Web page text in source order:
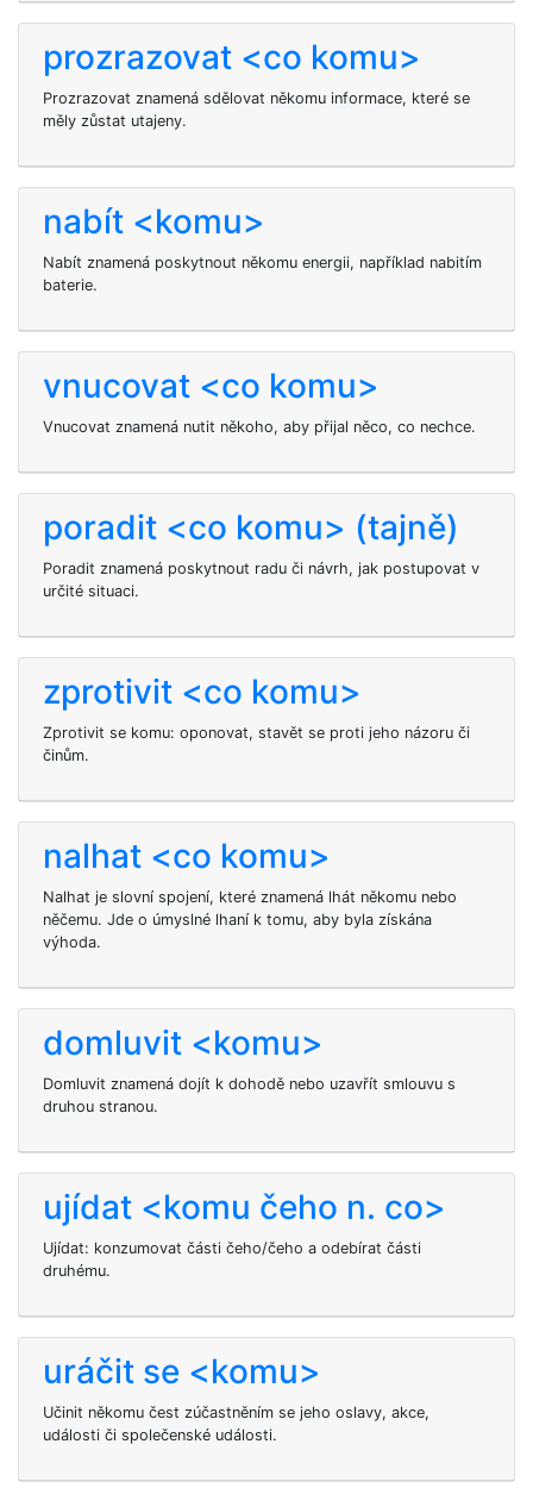
prozrazovat <co komu>
Prozrazovat znamená sdělovat někomu informace, které se
měly zůstat utajeny.
nabít <komu>
Nabít znamená poskytnout někomu energii, například nabitím
baterie.
vnucovat <co komu>
Vnucovat znamená nutit někoho, aby přijal něco, co nechce.
poradit <co komu> (tajně)
Poradit znamená poskytnout radu či návrh, jak postupovat v
určité situaci.
zprotivit <co komu>
Zprotivit se komu: oponovat, stavět se proti jeho názoru či
činům.
nalhat <co komu>
Nalhat je slovní spojení, které znamená lhát někomu nebo
něčemu. Jde o úmyslné lhaní k tomu, aby byla získána
výhoda.
domluvit <komu>
Domluvit znamená dojít k dohodě nebo uzavřít smlouvu s
druhou stranou.
ujídat <komu čeho n. co>
Ujídat: konzumovat části čeho/čeho a odebírat části
druhému.
uráčit se <komu>
Učinit někomu čest zúčastněním se jeho oslavy, akce,
události či společenské události.